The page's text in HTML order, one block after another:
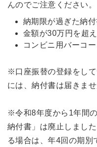
んのでご注意ください。
納期限が過ぎた納
金額が30万円を超
コンビニ用バーコ
※口座振替の登録をし
には、納付書は届きませ
※令和8年度から1年間
納付書」は廃止しまし
る場合は、年4回の期